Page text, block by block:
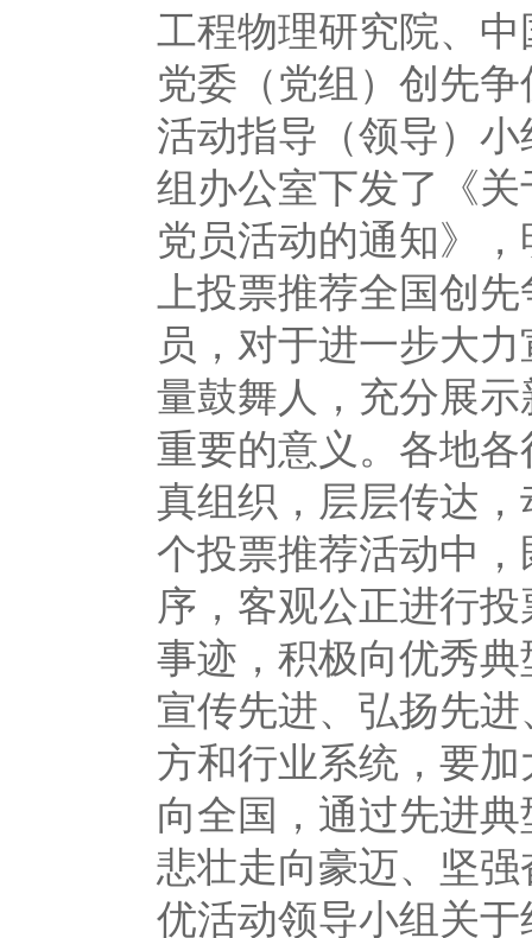
工程物理研究院、
党委（党组）创先
活动指导（领导）
组办公室下发了《
党员活动的通知》
上投票推荐全国创
员，对于进一步大
量鼓舞人，充分展
重要的意义。各地
真组织，层层传达
个投票推荐活动中
序，客观公正进行
事迹，积极向优秀
宣传先进、弘扬先
方和行业系统，要
向全国，通过先进
悲壮走向豪迈、坚
优活动领导小组关